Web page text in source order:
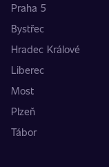
Praha 5
Bystřec
Hradec Králové
Liberec
Most
Plzeň
Tábor